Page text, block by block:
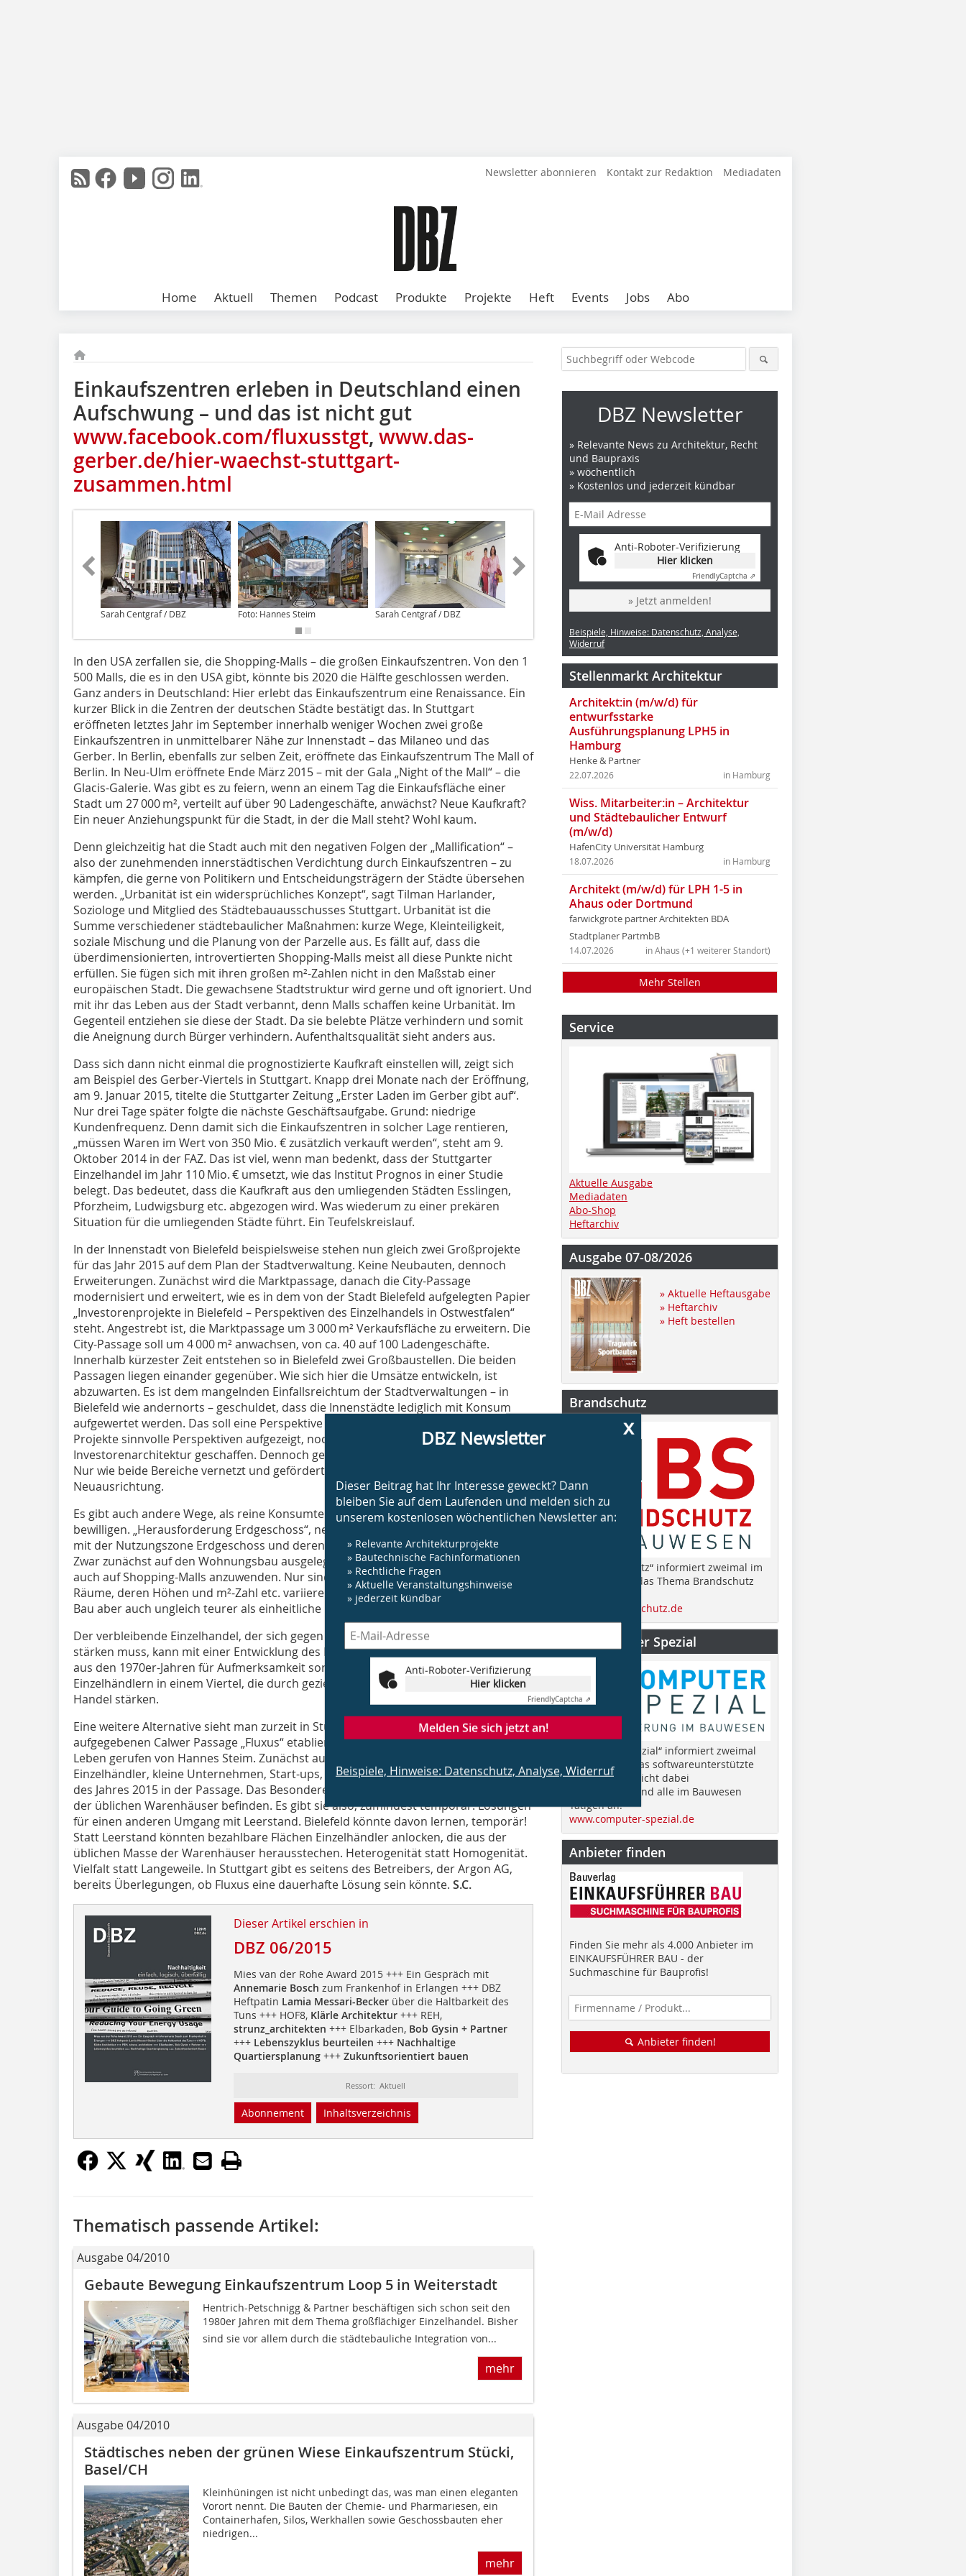
Newsletter abonnieren Kontakt zur Redaktion Mediadaten
Home Aktuell Themen Podcast Produkte Projekte Heft Events Jobs Abo
Einkaufszentren erleben in Deutschland einen
Aufschwung – und das ist nicht gut
www.facebook.com/fluxusstgt, www.das-
gerber.de/hier-waechst-stuttgart-
zusammen.html
Sarah Centgraf / DBZ Foto: Hannes Steim Sarah Centgraf / DBZ Sarah Centgraf / DBZ
In den USA zerfallen sie, die Shopping-Malls – die großen Einkaufszentren. Von den 1
500 Malls, die es in den USA gibt, könnte bis 2020 die Hälfte geschlossen werden.
Ganz anders in Deutschland: Hier erlebt das Einkaufszentrum eine Renaissance. Ein
kurzer Blick in die Zentren der deutschen Städte bestätigt das. In Stuttgart
eröffneten letztes Jahr im September innerhalb weniger Wochen zwei große
Einkaufszentren in unmittelbarer Nähe zur Innenstadt – das Milaneo und das
Gerber. In Berlin, ebenfalls zur selben Zeit, eröffnete das Einkaufszentrum The Mall of
Berlin. In Neu-Ulm eröffnete Ende März 2015 – mit der Gala „Night of the Mall“ – die
Glacis-Galerie. Was gibt es zu feiern, wenn an einem Tag die Einkaufsfläche einer
Stadt um 27 000 m², verteilt auf über 90 Ladengeschäfte, anwächst? Neue Kaufkraft?
Ein neuer Anziehungspunkt für die Stadt, in der die Mall steht? Wohl kaum.
Denn gleichzeitig hat die Stadt auch mit den negativen Folgen der „Mallification“ –
also der zunehmenden innerstädtischen Verdichtung durch Einkaufszentren – zu
kämpfen, die gerne von Politikern und Entscheidungsträgern der Städte übersehen
werden. „Urbanität ist ein widersprüchliches Konzept“, sagt Tilman Harlander,
Soziologe und Mitglied des Städtebauausschusses Stuttgart. Urbanität ist die
Summe verschiedener städtebaulicher Maßnahmen: kurze Wege, Kleinteiligkeit,
soziale Mischung und die Planung von der Parzelle aus. Es fällt auf, dass die
überdimensionierten, introvertierten Shopping-Malls meist all diese Punkte nicht
erfüllen. Sie fügen sich mit ihren großen m²-Zahlen nicht in den Maßstab einer
europäischen Stadt. Die gewachsene Stadtstruktur wird gerne und oft ignoriert. Und
mit ihr das Leben aus der Stadt verbannt, denn Malls schaffen keine Urbanität. Im
Gegenteil entziehen sie diese der Stadt. Da sie belebte Plätze verhindern und somit
die Aneignung durch Bürger verhindern. Aufenthaltsqualität sieht anders aus.
Dass sich dann nicht einmal die prognostizierte Kaufkraft einstellen will, zeigt sich
am Beispiel des Gerber-Viertels in Stuttgart. Knapp drei Monate nach der Eröffnung,
am 9. Januar 2015, titelte die Stuttgarter Zeitung „Erster Laden im Gerber gibt auf“.
Nur drei Tage später folgte die nächste Geschäftsaufgabe. Grund: niedrige
Kundenfrequenz. Denn damit sich die Einkaufszentren in solcher Lage rentieren,
„müssen Waren im Wert von 350 Mio. € zusätzlich verkauft werden“, steht am 9.
Oktober 2014 in der FAZ. Das ist viel, wenn man bedenkt, dass der Stuttgarter
Einzelhandel im Jahr 110 Mio. € umsetzt, wie das Institut Prognos in einer Studie
belegt. Das bedeutet, dass die Kaufkraft aus den umliegenden Städten Esslingen,
Pforzheim, Ludwigsburg etc. abgezogen wird. Was wiederum zu einer prekären
Situation für die umliegenden Städte führt. Ein Teufelskreislauf.
In der Innenstadt von Bielefeld beispielsweise stehen nun gleich zwei Großprojekte
für das Jahr 2015 auf dem Plan der Stadtverwaltung. Keine Neubauten, dennoch
Erweiterungen. Zunächst wird die Marktpassage, danach die City-Passage
modernisiert und erweitert, wie es in dem von der Stadt Bielefeld aufgelegten Papier
„Investorenprojekte in Bielefeld – Perspektiven des Einzelhandels in Ostwestfalen“
steht. Angestrebt ist, die Marktpassage um 3 000 m² Verkaufsfläche zu erweitern. Die
City-Passage soll um 4 000 m² anwachsen, von ca. 40 auf 100 Ladengeschäfte.
Innerhalb kürzester Zeit entstehen so in Bielefeld zwei Großbaustellen. Die beiden
Passagen liegen einander gegenüber. Wie sich hier die Umsätze entwickeln, ist
abzuwarten. Es ist dem mangelnden Einfallsreichtum der Stadtverwaltungen – in
Bielefeld wie andernorts – geschuldet, dass die Innenstädte lediglich mit Konsum
aufgewertet werden. Das soll eine Perspektive sein? Weder werden durch solche
Projekte sinnvolle Perspektiven aufgezeigt, noch Möglichkeitsräume außerhalb einer
Investorenarchitektur geschaffen. Dennoch gehört der Handel untrennbar zur Stadt.
Nur wie beide Bereiche vernetzt und gefördert werden, verlangt nach grundlegender
Neuausrichtung.
Es gibt auch andere Wege, als reine Konsumtempel mit gesichtslosen Fassaden zu
bewilligen. „Herausforderung Erdgeschoss“, nennt sich eine Untersuchung, die sich
mit der Nutzungszone Erdgeschoss und deren Einfluss auf den Stadtraum befasst.
Zwar zunächst auf den Wohnungsbau ausgelegt, sind die erarbeiteten Potentiale
auch auf Shopping-Malls anzuwenden. Nur sind die Investoren oftmals ein Hindernis.
Räume, deren Höhen und m²-Zahl etc. variieren, beleben das Erdgeschoss, sind im
Bau aber auch ungleich teurer als einheitliche Räume.
Der verbleibende Einzelhandel, der sich gegen diese Entwicklung schützen und
stärken muss, kann mit einer Entwicklung des Business Improvement Districts (BIP)
aus den 1970er-Jahren für Aufmerksamkeit sorgen. BIP ist ein Zusammenschluss von
Einzelhändlern in einem Viertel, die durch gezielte Marketingmaßnahmen ihren
Handel stärken.
Eine weitere Alternative sieht man zurzeit in Stuttgart. Dort hat sich in der
aufgegebenen Calwer Passage „Fluxus“ etabliert. Eine temporäre Concept Mall, ins
Leben gerufen von Hannes Steim. Zunächst auf drei Monate beschränkt, bleiben die
Einzelhändler, kleine Unternehmen, Start-ups, Cafés und Bars noch bis zum Ende
des Jahres 2015 in der Passage. Das Besondere ist, dass sich dort keine Ladenketten
der üblichen Warenhäuser befinden. Es gibt sie also, zumindest temporär: Lösungen
für einen anderen Umgang mit Leerstand. Bielefeld könnte davon lernen, temporär!
Statt Leerstand könnten bezahlbare Flächen Einzelhändler anlocken, die aus der
üblichen Masse der Warenhäuser herausstechen. Heterogenität statt Homogenität.
Vielfalt statt Langeweile. In Stuttgart gibt es seitens des Betreibers, der Argon AG,
bereits Überlegungen, ob Fluxus eine dauerhafte Lösung sein könnte. S.C.
Dieser Artikel erschien in
DBZ 06/2015
Mies van der Rohe Award 2015 +++ Ein Gespräch mit
Annemarie Bosch zum Frankenhof in Erlangen +++ DBZ
Heftpatin Lamia Messari-Beckerüber die Haltbarkeit des
Tuns +++ HOF8, Klärle Architektur+++ REH,
strunz_architekten +++ Elbarkaden, Bob Gysin + Partner
+++ Lebenszyklus beurteilen +++ Nachhaltige
Quartiersplanung+++ Zukunftsorientiert bauen
Ressort: Aktuell
Abonnement Inhaltsverzeichnis
x
DBZ Newsletter
Dieser Beitrag hat Ihr Interesse geweckt? Dann
bleiben Sie auf dem Laufenden und melden sich zu
unserem kostenlosen wöchentlichen Newsletter an:
» Relevante Architekturprojekte
» Bautechnische Fachinformationen
» Rechtliche Fragen
» Aktuelle Veranstaltungshinweise
» jederzeit kündbar
Anti-Roboter-Verifizierung
Hier klicken
FriendlyCaptcha ⇗
Melden Sie sich jetzt an!
Beispiele, Hinweise: Datenschutz, Analyse, Widerruf
Thematisch passende Artikel:
Ausgabe 04/2010
Gebaute Bewegung Einkaufszentrum Loop 5 in Weiterstadt
Hentrich-Petschnigg & Partner beschäftigen sich schon seit den
1980er Jahren mit dem Thema großflächiger Einzelhandel. Bisher
sind sie vor allem durch die städtebauliche Integration von...
mehr
Ausgabe 04/2010
Städtisches neben der grünen Wiese Einkaufszentrum Stücki,
Basel/CH
Kleinhüningen ist nicht unbedingt das, was man einen eleganten
Vorort nennt. Die Bauten der Chemie- und Pharmariesen, ein
Containerhafen, Silos, Werkhallen sowie Geschossbauten eher
niedrigen...
mehr
DBZ Newsletter
» Relevante News zu Architektur, Recht
und Baupraxis
» wöchentlich
» Kostenlos und jederzeit kündbar
Anti-Roboter-Verifizierung
Hier klicken
FriendlyCaptcha ⇗
» Jetzt anmelden!
Beispiele, Hinweise: Datenschutz, Analyse,
Widerruf
Stellenmarkt Architektur
Architekt:in (m/w/d) für
entwurfsstarke
Ausführungsplanung LPH5 in
Hamburg
Henke & Partner
in Hamburg
22.07.2026
Wiss. Mitarbeiter:in – Architektur
und Städtebaulicher Entwurf
(m/w/d)
HafenCity Universität Hamburg
in Hamburg
18.07.2026
Architekt (m/w/d) für LPH 1-5 in
Ahaus oder Dortmund
farwickgrote partner Architekten BDA
Stadtplaner PartmbB
in Ahaus (+1 weiterer Standort)
14.07.2026
Mehr Stellen
Service
Aktuelle Ausgabe
Mediadaten
Abo-Shop
Heftarchiv
Ausgabe 07-08/2026
» Aktuelle Heftausgabe
» Heftarchiv
» Heft bestellen
Brandschutz
„BS Brandschutz“ informiert zweimal im
Jahr rund um das Thema Brandschutz
www.bsbrandschutz.de
CS Computer Spezial
„Computer Spezial“ informiert zweimal
im Jahr über das softwareunterstützte
Bauen und spricht dabei
fachübergreifend alle im Bauwesen
Tätigen an.
www.computer-spezial.de
Anbieter finden
Finden Sie mehr als 4.000 Anbieter im
EINKAUFSFÜHRER BAU - der
Suchmaschine für Bauprofis!
Anbieter finden!